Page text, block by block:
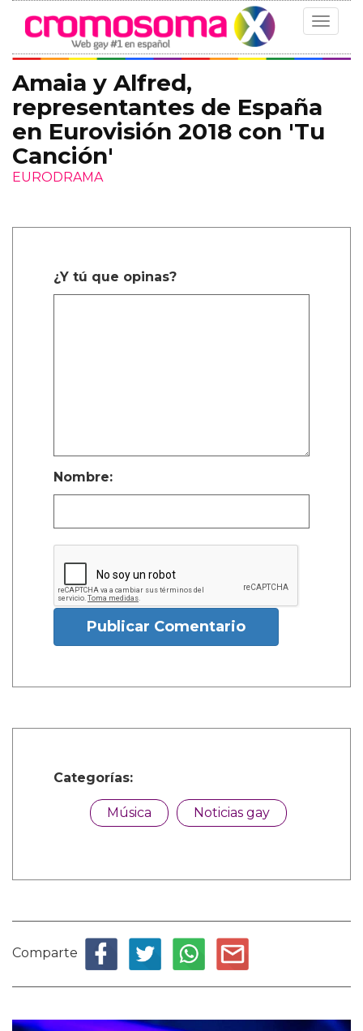
Toggle
Amaia y Alfred,
representantes de España
en Eurovisión 2018 con 'Tu
Canción'
EURODRAMA
¿Y tú que opinas?
Nombre:
Publicar Comentario
Categorías:
Música Noticias gay
Comparte